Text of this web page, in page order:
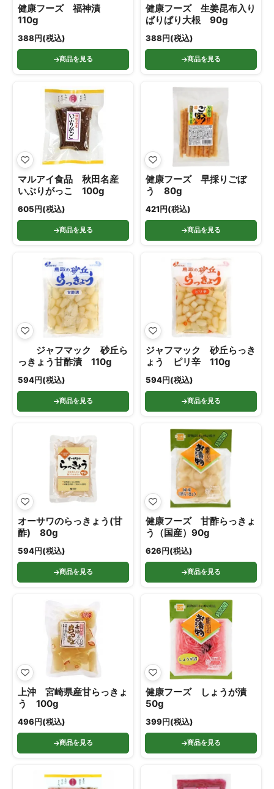
健康フーズ 福神漬
110g
388円(税込)
商品を見る
健康フーズ 生姜昆布入り
ぱりぱり大根 90g
388円(税込)
商品を見る
マルアイ食品 秋田名産
いぶりがっこ 100g
605円(税込)
商品を見る
健康フーズ 早採りごぼ
う 80g
421円(税込)
商品を見る
ジャフマック 砂丘ら
っきょう甘酢漬 110g
594円(税込)
商品を見る
ジャフマック 砂丘らっき
ょう ピリ辛 110g
594円(税込)
商品を見る
オーサワのらっきょう(甘
酢) 80g
594円(税込)
商品を見る
健康フーズ 甘酢らっきょ
う（国産）90g
626円(税込)
商品を見る
上沖 宮崎県産甘らっきょ
う 100g
496円(税込)
商品を見る
健康フーズ しょうが漬
50g
399円(税込)
商品を見る